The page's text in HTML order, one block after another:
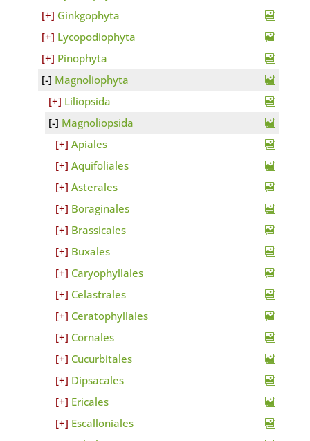
Ginkgophyta
Lycopodiophyta
Pinophyta
Magnoliophyta
Liliopsida
Magnoliopsida
Apiales
Aquifoliales
Asterales
Boraginales
Brassicales
Buxales
Caryophyllales
Celastrales
Ceratophyllales
Cornales
Cucurbitales
Dipsacales
Ericales
Escalloniales